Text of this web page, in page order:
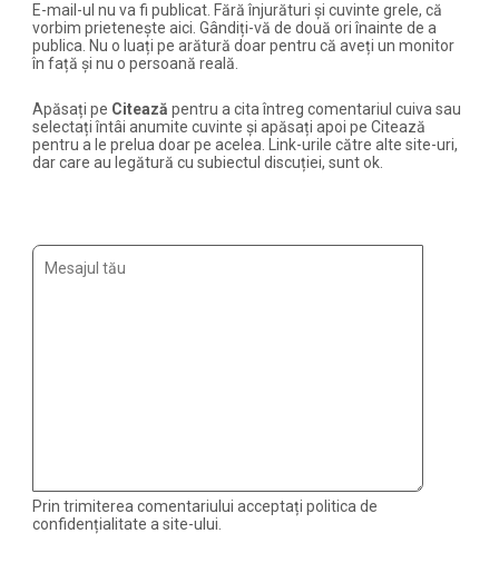
E-mail-ul nu va fi publicat. Fără înjurături și cuvinte grele, că
vorbim prietenește aici. Gândiți-vă de două ori înainte de a
publica. Nu o luați pe arătură doar pentru că aveți un monitor
în față și nu o persoană reală.
Apăsați pe Citează pentru a cita întreg comentariul cuiva sau
selectați întâi anumite cuvinte și apăsați apoi pe Citează
pentru a le prelua doar pe acelea. Link-urile către alte site-uri,
dar care au legătură cu subiectul discuției, sunt ok.
Prin trimiterea comentariului acceptați politica de
confidențialitate a site-ului.